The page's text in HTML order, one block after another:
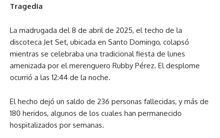
Tragedia
La madrugada del 8 de abril de 2025, el techo de la
discoteca Jet Set, ubicada en Santo Domingo, colapsó
mientras se celebraba una tradicional fiesta de lunes
amenizada por el merenguero Rubby Pérez. El desplome
ocurrió a las 12:44 de la noche.
El hecho dejó un saldo de 236 personas fallecidas, y más de
180 heridos, algunos de los cuales han permanecido
hospitalizados por semanas.